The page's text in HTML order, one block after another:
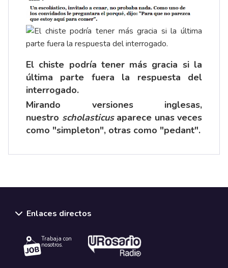
El chiste podría tener más gracia si la
última parte fuera la respuesta del
interrogado.
Mirando versiones inglesas,
nuestro scholasticusaparece unas veces
como "simpleton", otras como "pedant".
Enlaces directos
Trabaja con
nosotros.